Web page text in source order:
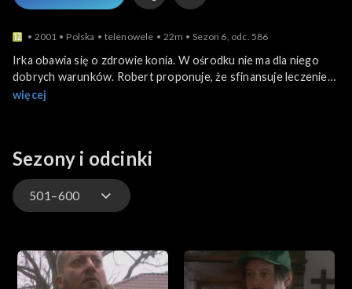
2001 Polska telenowele 22m Sezon 6, odc. 586
Irka obawia się o zdrowie konia. W ośrodku nie ma dla niego
dobrych warunków. Robert proponuje, że sfinansuje leczenie
zwierzęcia. Robert i Wiki prowadzą konia do Mulaka. Ten
Jest jej ciężko po śmierci Romusia. Razem z Osą budują szopkę,
którą miał wykonać Romus.
więcej
Sezony i odcinki
501–600
101–200